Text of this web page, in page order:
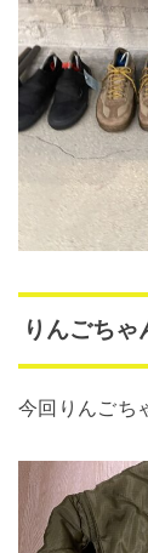
りんごちゃ
今回りんごち